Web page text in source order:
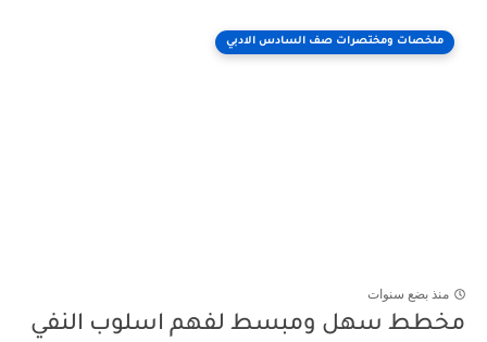
ملخصات ومختصرات صف السادس الادبي
منذ بضع سنوات
مخطط سهل ومبسط لفهم اسلوب النفي